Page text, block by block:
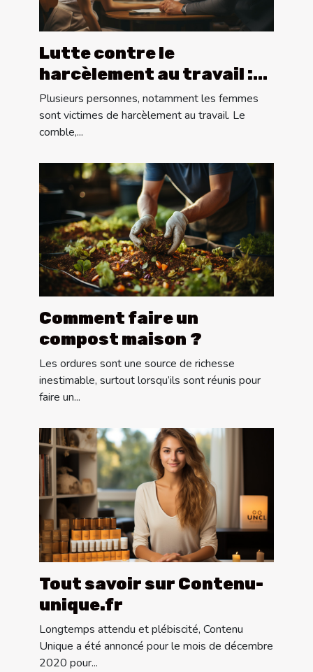
Lutte contre le
harcèlement au travail :
quoi faire ?
Plusieurs personnes, notamment les femmes
sont victimes de harcèlement au travail. Le
comble,...
Comment faire un
compost maison ?
Les ordures sont une source de richesse
inestimable, surtout lorsqu’ils sont réunis pour
faire un...
Tout savoir sur Contenu-
unique.fr
Longtemps attendu et plébiscité, Contenu
Unique a été annoncé pour le mois de décembre
2020 pour...